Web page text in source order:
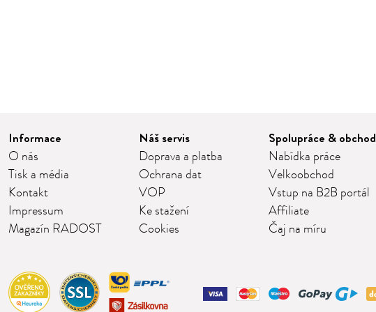
Informace
O nás
Tisk a média
Kontakt
Impressum
Magazín RADOST
Náš servis
Doprava a platba
Ochrana dat
VOP
Ke stažení
Cookies
Spolupráce & obchod
Nabídka práce
Velkoobchod
Vstup na B2B portál
Affiliate
Čaj na míru